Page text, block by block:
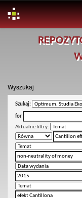
Wyszukaj
Szukaj:
for
Aktualne filtry: